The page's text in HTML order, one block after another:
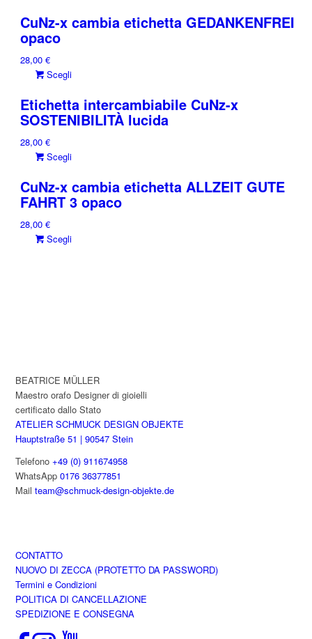
ha
essere
scelte
prodotto
CuNz-x cambia etichetta GEDANKENFREI
opaco
28,00€
Scegli
ha
più
essere
scelte
Etichetta intercambiabile CuNz-x
SOSTENIBILITÀ lucida
28,00€
Scegli
ha
più
varianti.
CuNz-x cambia etichetta ALLZEIT GUTE
FAHRT 3 opaco
28,00€
Scegli
nella
pagina
del
prodotto
BEATRICE MÜLLER
Maestro orafo Designer di gioielli
certificato dallo Stato
ATELIER SCHMUCK DESIGN OBJEKTE
Hauptstraße 51 | 90547 Stein
Telefono+49 (0) 911674958
WhatsApp0176 36377851
Mailteam@schmuck-design-objekte.de
CONTATTO
NUOVO DI ZECCA (PROTETTO DA PASSWORD)
Termini e Condizioni
POLITICA DI CANCELLAZIONE
SPEDIZIONE E CONSEGNA